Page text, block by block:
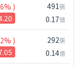
) 491張
0.17億
) 292張
0.14億